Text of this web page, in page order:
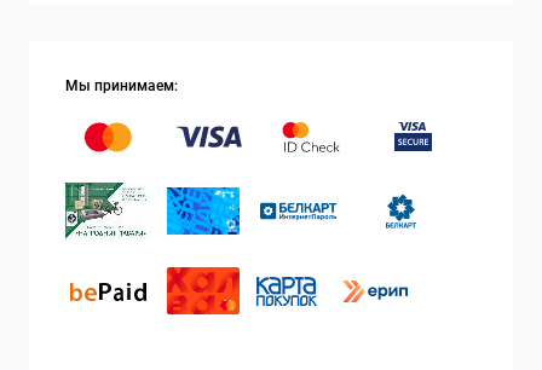
Мы принимаем: